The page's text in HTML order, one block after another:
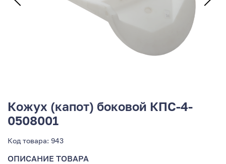
Кожух (капот) боковой КПС-4-
0508001
Код товара: 943
ОПИСАНИЕ ТОВАРА